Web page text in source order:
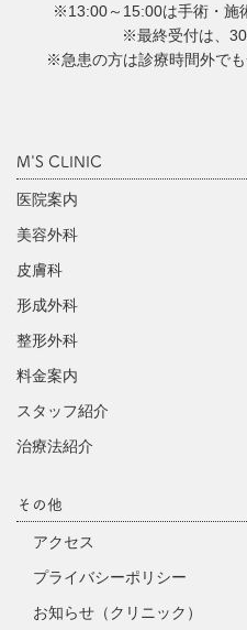
※13:00～15:00は手術・施
※最終受付は、30
※急患の方は診療時間外で
M'S CLINIC
医院案内
美容外科
皮膚科
形成外科
整形外科
料金案内
スタッフ紹介
治療法紹介
その他
アクセス
プライバシーポリシー
お知らせ（クリニック）